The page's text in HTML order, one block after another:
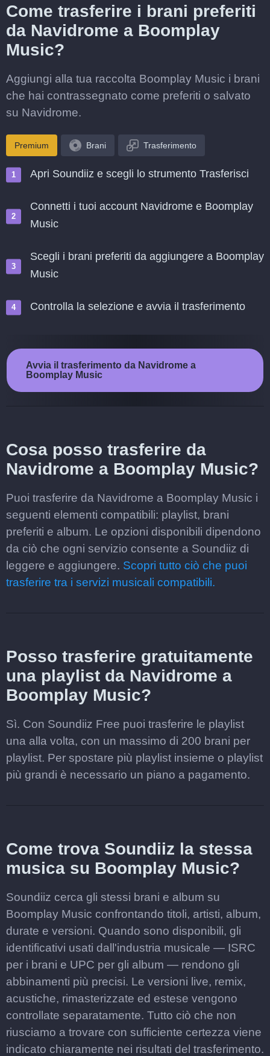
Come trasferire i brani preferiti
da Navidrome a Boomplay
Music?
Aggiungi alla tua raccolta Boomplay Music i brani
che hai contrassegnato come preferiti o salvato
su Navidrome.
Premium Brani Trasferimento
Apri Soundiiz e scegli lo strumento Trasferisci
Connetti i tuoi account Navidrome e Boomplay
Music
Scegli i brani preferiti da aggiungere a Boomplay
Music
Controlla la selezione e avvia il trasferimento
Avvia il trasferimento da Navidrome a
Boomplay Music
Cosa posso trasferire da
Navidrome a Boomplay Music?
Puoi trasferire da Navidrome a Boomplay Music i
seguenti elementi compatibili: playlist, brani
preferiti e album. Le opzioni disponibili dipendono
da ciò che ogni servizio consente a Soundiiz di
leggere e aggiungere. Scopri tutto ciò che puoi
trasferire tra i servizi musicali compatibili.
Posso trasferire gratuitamente
una playlist da Navidrome a
Boomplay Music?
Sì. Con Soundiiz Free puoi trasferire le playlist
una alla volta, con un massimo di 200 brani per
playlist. Per spostare più playlist insieme o playlist
più grandi è necessario un piano a pagamento.
Come trova Soundiiz la stessa
musica su Boomplay Music?
Soundiiz cerca gli stessi brani e album su
Boomplay Music confrontando titoli, artisti, album,
durate e versioni. Quando sono disponibili, gli
identificativi usati dall'industria musicale — ISRC
per i brani e UPC per gli album — rendono gli
abbinamenti più precisi. Le versioni live, remix,
acustiche, rimasterizzate ed estese vengono
controllate separatamente. Tutto ciò che non
riusciamo a trovare con sufficiente certezza viene
indicato chiaramente nei risultati del trasferimento.